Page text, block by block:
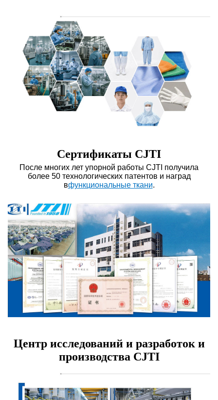
Сертификаты CJTI
После многих лет упорной работы CJTI получила
более 50 технологических патентов и наград
вфункциональные ткани.
Центр исследований и разработок и
производства CJTI